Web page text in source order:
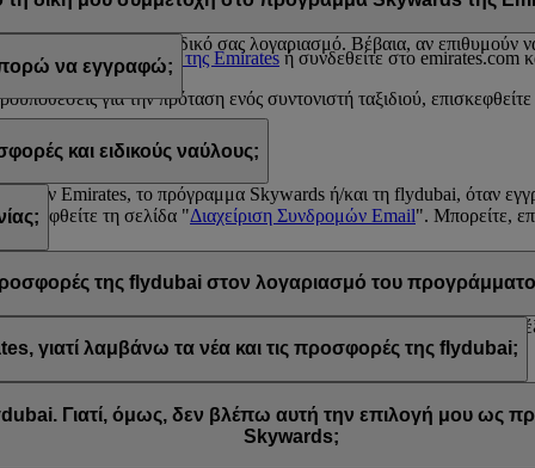
κάποια από τις παραπάνω περιπτώσεις, επικοινωνήστε με κάποιο
Κέντρο επικοινωνίας της Emirates ή συνδεθείτε στο emirates.com
για την πρόταση ενός συντονιστή ταξιδιού,
απορρέουν από τον δικό σας λογαριασμό. Βέβαια, αν επιθυμούν
μπορώ να εγγραφώ;
και ειδικούς ναύλους;
από την Emirates, το πρόγραμμα Skywards ή/και τη flydubai, όταν
τη σελίδα "Διαχείριση Συνδρομών Email". Μπορείτε,
"Απεγγραφή" που βρίσκεται στο κάτω μέρος των email που
ή επικοινωνώντας με την Emirates ή τη flydubai μέσω του
προσφορές της flydubai στον λογαριασμό του
για την Emirates και την flydubai, και συνεπώς μπορείτε να
γιατί λαμβάνω τα νέα και τις προσφορές της flydubai;
Γιατί, όμως, δεν βλέπω αυτή την επιλογή μου ως
Skywards;